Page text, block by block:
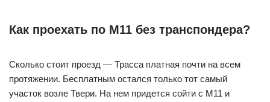
Как проехать по М11 без транспондера?
Сколько стоит проезд — Трасса платная почти на всем
протяжении. Бесплатным остался только тот самый
участок возле Твери. На нем придется сойти с М11 и